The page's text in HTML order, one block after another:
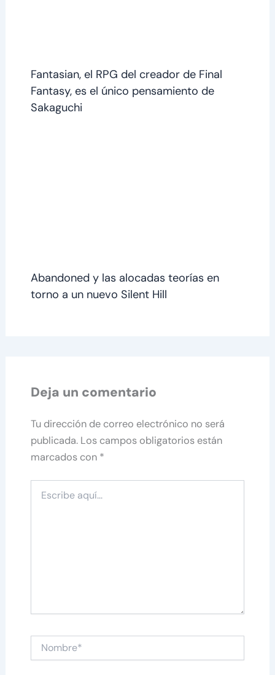
Fantasian, el RPG del creador de Final
Fantasy, es el único pensamiento de
Sakaguchi
Abandoned y las alocadas teorías en
torno a un nuevo Silent Hill
Deja un comentario
Tu dirección de correo electrónico no será
publicada. Los campos obligatorios están
marcados con *
aquí...
Nombre*